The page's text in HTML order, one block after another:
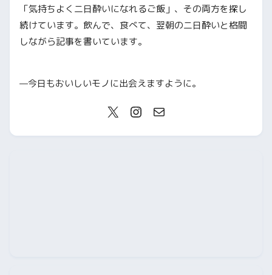
「気持ちよく二日酔いになれるご飯」、その両方を探し
続けています。飲んで、食べて、翌朝の二日酔いと格闘
しながら記事を書いています。
—今日もおいしいモノに出会えますように。